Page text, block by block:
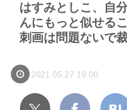
はすみとしこ、自
んにもっと似せる
刺画は問題ないで
2021.05.27 19:00